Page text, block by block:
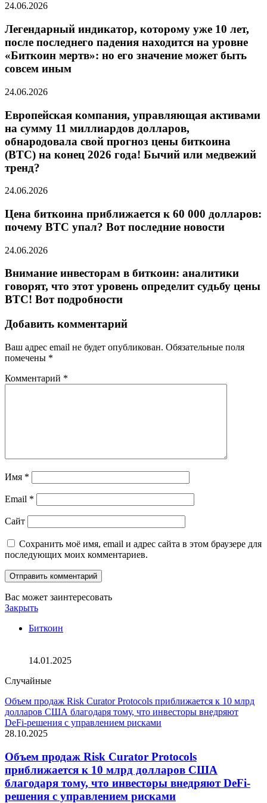
24.06.2026
Легендарный индикатор, которому уже 10 лет,
после последнего падения находится на уровне
«Биткоин мертв»: но его значение может быть
совсем иным
24.06.2026
Европейская компания, управляющая активами
на сумму 11 миллиардов долларов,
обнародовала свой прогноз цены биткоина
(BTC) на конец 2026 года! Бычий или медвежий
тренд?
24.06.2026
Цена биткоина приближается к 60 000 долларов:
почему BTC упал? Вот последние новости
24.06.2026
Внимание инвесторам в биткоин: аналитики
говорят, что этот уровень определит судьбу цены
BTC! Вот подробности
Добавить комментарий
Ваш адрес email не будет опубликован. Обязательные поля
помечены *
Комментарий *
Имя *
Email *
Сайт
Сохранить моё имя, email и адрес сайта в этом браузере для
последующих моих комментариев.
Вас может заинтересовать
Закрыть
Биткоин
14.01.2025
Случайные
Объем продаж Risk Curator Protocols приближается к 10 млрд
долларов США благодаря тому, что инвесторы внедряют
DeFi-решения с управлением рисками
28.10.2025
Объем продаж Risk Curator Protocols
приближается к 10 млрд долларов США
благодаря тому, что инвесторы внедряют DeFi-
решения с управлением рисками